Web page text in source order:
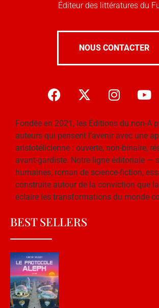
Éditeur des littératures du
NOUS CONTACTER
Fondée en 2021, les Éditions du non-A
auteurs qui pensent l’avenir avec une
aristotélicienne : ouverte, non-binaire,
avant-gardiste. Notre ligne éditoriale —
humaines, roman de science-fiction,
construite autour de la conviction que
éclaire les transformations du monde
BEST SELLERS